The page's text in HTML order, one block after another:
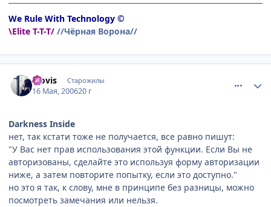
We Rule With Technology ©
\Elite T-T-T/ //Чёрная Ворона//
klovis Старожилы
16 Мая, 200620 г
Darkness Inside
нет, так кстати тоже не получается, все равно пишут:
"У Вас нет прав использования этой функции. Если Вы не
авторизованы, сделайте это используя форму авторизации
ниже, а затем повторите попытку, если это доступно."
но это я так, к слову, мне в принципе без разницы, можно
посмотреть замечания или нельзя.